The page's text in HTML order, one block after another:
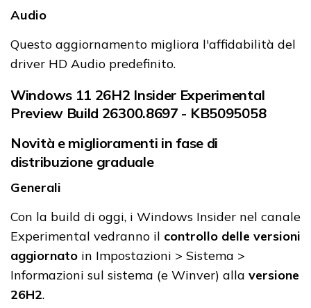
Audio
Questo aggiornamento migliora l'affidabilità del
driver HD Audio predefinito.
Windows 11 26H2 Insider Experimental
Preview Build 26300.8697 - KB5095058
Novità e miglioramenti in fase di
distribuzione graduale
Generali
Con la build di oggi, i Windows Insider nel canale
Experimental vedranno il controllo delle versioni
aggiornato in Impostazioni > Sistema >
Informazioni sul sistema (e Winver) alla versione
26H2.